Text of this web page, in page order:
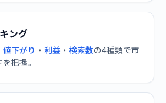
ング
値下がり ・ 利益 ・ 検索数の4種類で市
把握。